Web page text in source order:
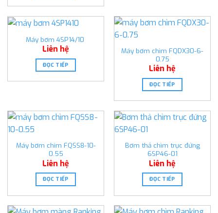
Máy bơm 4SP14/10
Liên hệ
ĐỌC TIẾP
Máy bơm chìm FQDX30-6-
0.75
Liên hệ
ĐỌC TIẾP
Máy bơm chìm FQSS8-10-
0.55
Liên hệ
ĐỌC TIẾP
Bơm thả chìm trục đứng
6SP46-01
Liên hệ
ĐỌC TIẾP